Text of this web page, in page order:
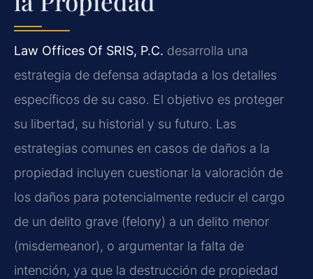
Law Offices Of SRIS, P.C. desarrolla una
estrategia de defensa adaptada a los detalles
específicos de su caso. El objetivo es proteger
su libertad, su historial y su futuro. Las
estrategias comunes en casos de daños a la
propiedad incluyen cuestionar la valoración de
los daños para potencialmente reducir el cargo
de un delito grave (felony) a un delito menor
(misdemeanor), o argumentar la falta de
intención, ya que la destrucción de propiedad